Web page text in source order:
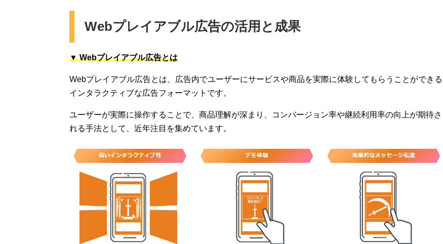
Webプレイアブル広告の活用と成果
▼Webプレイアブル広告とは
Webプレイアブル広告とは、広告内でユーザーにサービスや商品を実際に体験してもらうことができる
インタラクティブな広告フォーマットです。
ユーザーが実際に操作することで、商品理解が深まり、コンバージョン率や継続利用率の向上が期待さ
れる手法として、近年注目を集めています。